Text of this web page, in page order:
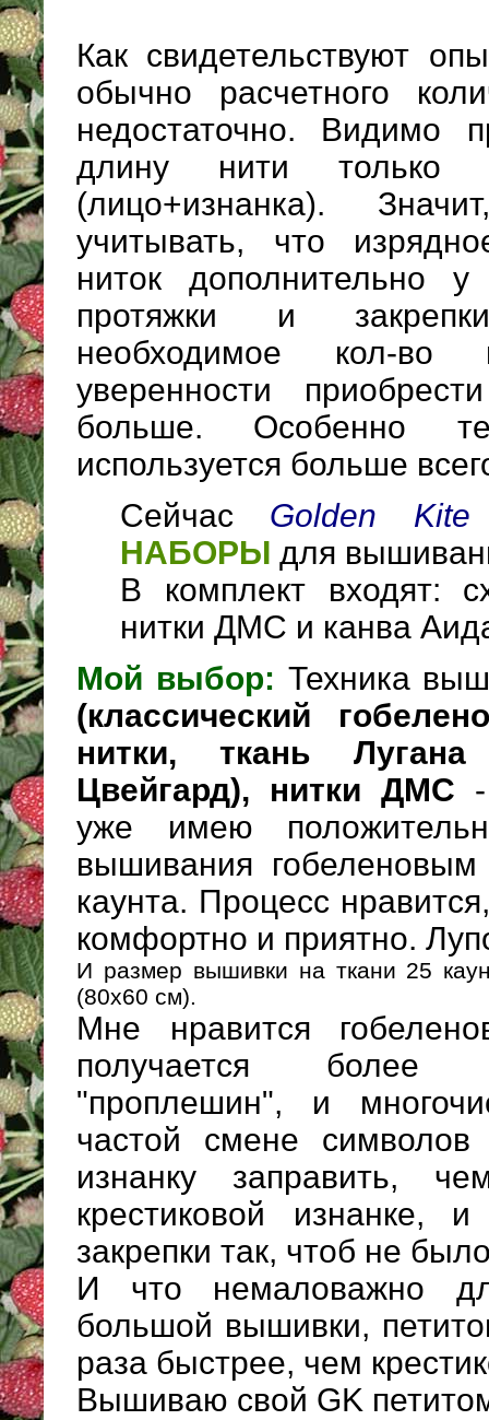
Как свидетельствуют
обычно расчетного
недостаточно. Видимо
длину нити только
(лицо+изнанка).
учитывать, что
ниток дополнительно
протяжки и
необходимое кол-
уверенности
больше. Особенно
используется больше
Сейчас Golden
НАБОРЫ для
В комплект входят:
нитки ДМС и канва
Мой выбор: Техника
(классический
нитки, ткань
Цвейгард), нитки ДМС
уже имею
вышивания
каунта. Процесс
комфортно и приятно.
И размер вышивки на ткани 25
(80х60 см).
Мне нравится
получается более
"проплешин", и
частой смене
изнанку заправить,
крестиковой изнанке,
закрепки так, чтоб не
И что немаловажно
большой вышивки,
раза быстрее, чем
Вышиваю свой GK